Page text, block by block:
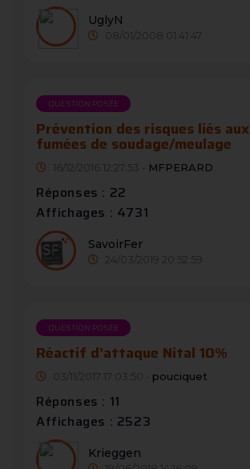
UglyN
08/01/2008 01:41:47
QUESTION POSÉE
Prévention des risques liés aux
fumées de soudage/meulage
16/12/2016 12:27:53 - MFPERARD
Réponses : 22
Affichages : 4731
SavoirFer
24/03/2019 20:52:59
QUESTION POSÉE
Réactif d’attaque Nital 10%
03/11/2017 17:03:50 - pouciquet
Réponses : 11
Affichages : 2523
Krieggen